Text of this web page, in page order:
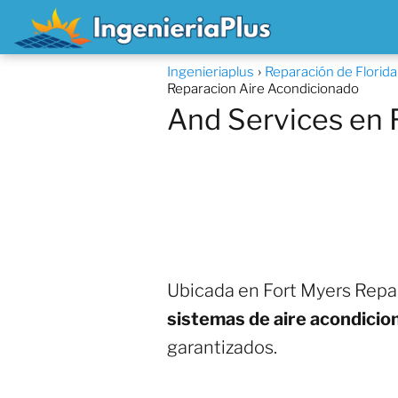
Ingenieriaplus Reparación de
Reparacion Aire Acondicionado
And Services en
Ubicada en Fort Myers
sistemas de aire
garantizados.